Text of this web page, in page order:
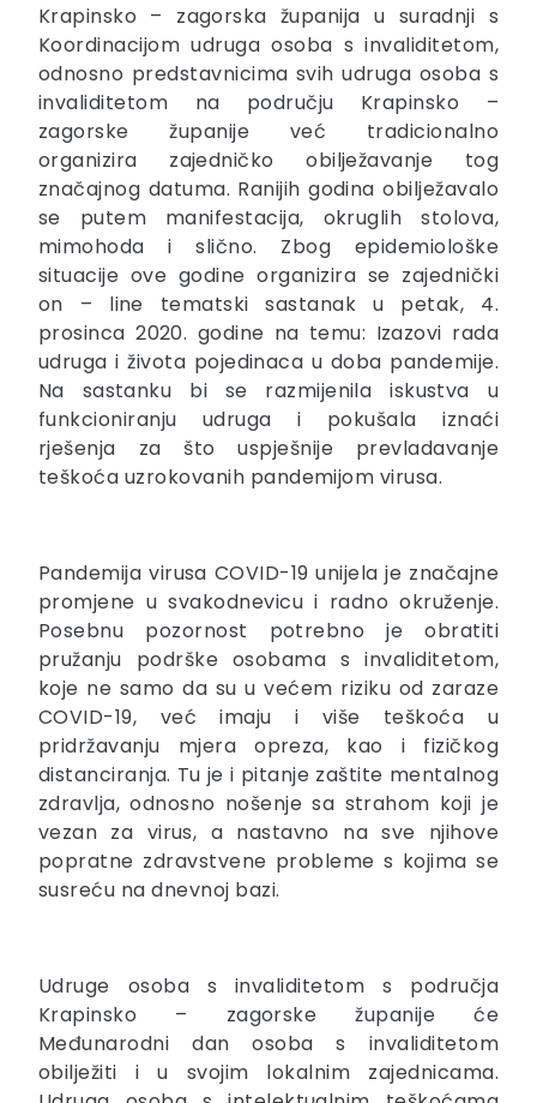
Krapinsko – zagorska županija u suradnji s
Koordinacijom udruga osoba s invaliditetom,
odnosno predstavnicima svih udruga osoba s
invaliditetom na području Krapinsko –
zagorske županije već tradicionalno
organizira zajedničko obilježavanje tog
značajnog datuma. Ranijih godina obilježavalo
se putem manifestacija, okruglih stolova,
mimohoda i slično. Zbog epidemiološke
situacije ove godine organizira se zajednički
on – line tematski sastanak u petak, 4.
prosinca 2020. godine na temu: Izazovi rada
udruga i života pojedinaca u doba pandemije.
Na sastanku bi se razmijenila iskustva u
funkcioniranju udruga i pokušala iznaći
rješenja za što uspješnije prevladavanje
teškoća uzrokovanih pandemijom virusa.
Pandemija virusa COVID-19 unijela je značajne
promjene u svakodnevicu i radno okruženje.
Posebnu pozornost potrebno je obratiti
pružanju podrške osobama s invaliditetom,
koje ne samo da su u većem riziku od zaraze
COVID-19, već imaju i više teškoća u
pridržavanju mjera opreza, kao i fizičkog
distanciranja. Tu je i pitanje zaštite mentalnog
zdravlja, odnosno nošenje sa strahom koji je
vezan za virus, a nastavno na sve njihove
popratne zdravstvene probleme s kojima se
susreću na dnevnoj bazi.
Udruge osoba s invaliditetom s područja
Krapinsko – zagorske županije će
Međunarodni dan osoba s invaliditetom
obilježiti i u svojim lokalnim zajednicama.